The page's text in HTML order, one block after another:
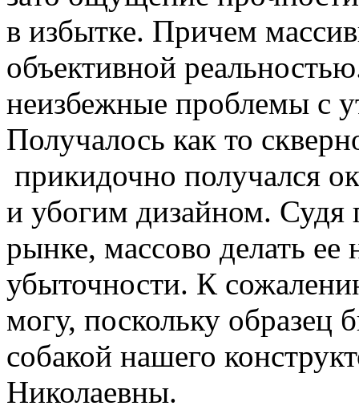
в избытке. Причем
объективной
неизбежные проблемы с
Получалось как то
прикидочно получался
и убогим дизайном. Судя
рынке, массово делать ее
убыточности. К
могу, поскольку образец
собакой нашего
Николаевны.